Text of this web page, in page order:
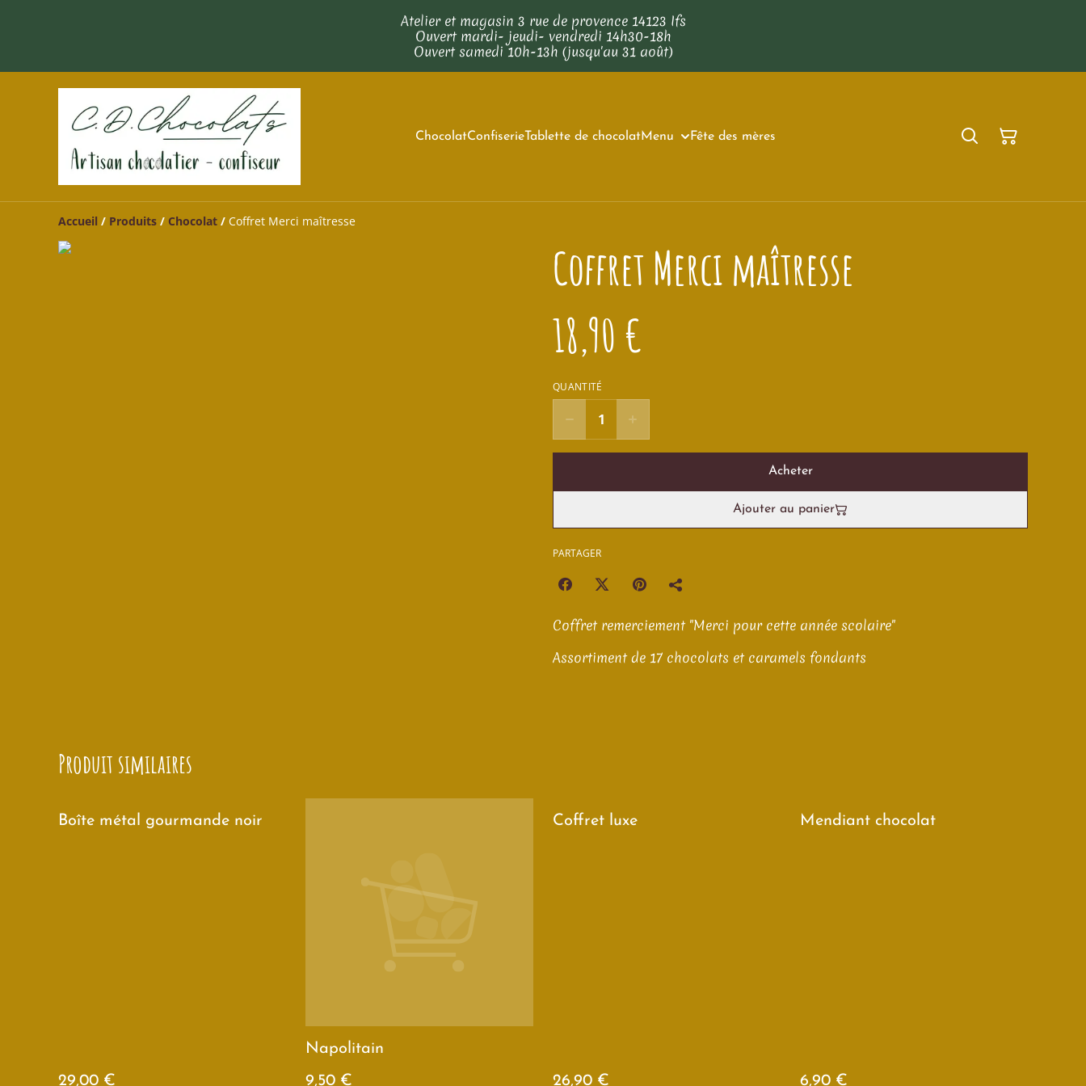
Atelier et magasin 3 rue de provence 14123 Ifs
Ouvert mardi- jeudi- vendredi 14h30-18h
Ouvert samedi 10h-13h (jusqu'au 31 août)
ChocolatConfiserieTablette de chocolatMenu Fête des mères
Accueil / Produits / Chocolat / Coffret Merci maîtresse
Coffret Merci maîtresse
18,90 €
QUANTITÉ
Acheter
Ajouter au panier
PARTAGER
Coffret remerciement "Merci pour cette année scolaire"
Assortiment de 17 chocolats et caramels fondants
Produit similaires
Boîte métal gourmande noir
29,00 €
Napolitain
9,50 €
Coffret luxe
26,90 €
Mendiant chocolat
6,90 €